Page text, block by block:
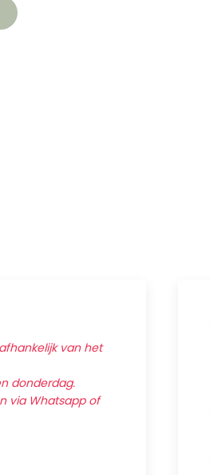
van het
donderdag.
via Whatsapp of